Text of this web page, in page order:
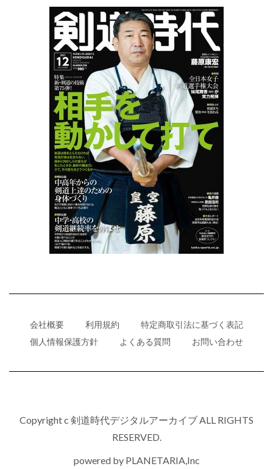
会社概要 利用規約
特定商取引法に基づく表記
個人情報保護方針
よくある質問 お問い合わせ
Copyright c 剣道時代デジタルアーカイブ ALL RIGHTS
RESERVED.
powered by PLANETARIA,Inc